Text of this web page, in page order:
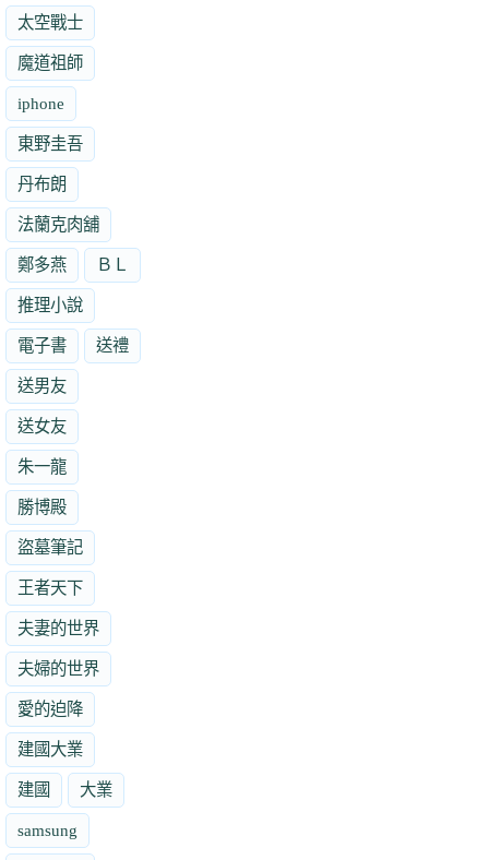
太空戰士
魔道祖師
iphone
東野圭吾
丹布朗
法蘭克肉舖
鄭多燕 ＢＬ
推理小說
電子書 送禮
送男友
送女友
朱一龍
勝博殿
盜墓筆記
王者天下
夫妻的世界
夫婦的世界
愛的迫降
建國大業
建國 大業
samsung